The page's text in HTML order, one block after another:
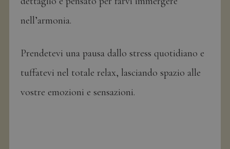
nell’armonia.
Prendetevi una pausa dallo stress quotidiano e
tuffatevi nel totale relax, lasciando spazio alle
vostre emozioni e sensazioni.